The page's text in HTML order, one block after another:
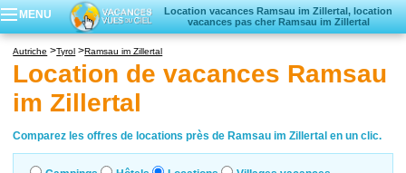
MENU
Location vacances Ramsau im Zillertal, location
vacances pas cher Ramsau im Zillertal
Locations vacances
Autriche Tyrol Ramsau im Zillertal
Location de vacances Ramsau
im Zillertal
Comparez les offres de locations près de Ramsau im Zillertal en un clic.